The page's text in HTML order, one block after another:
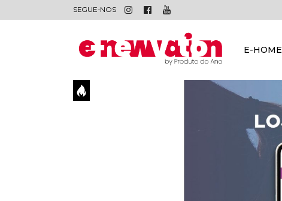
SEGUE-NOS
E-HOME